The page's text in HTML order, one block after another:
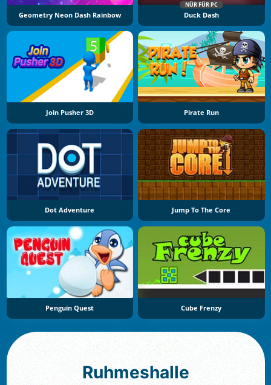
Geometry Neon Dash Rainbow
NÜR FÜR PC
Duck Dash
Join Pusher 3D Pirate Run
Dot Adventure Jump To The Core
Penguin Quest Cube Frenzy
Ruhmeshalle